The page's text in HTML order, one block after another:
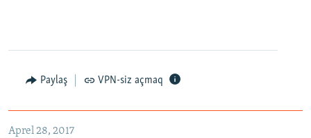
Paylaş VPN-siz açmaq
Aprel 28, 2017